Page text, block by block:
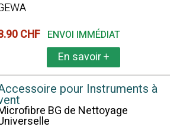
CHF ENVOI IMMÉDIAT
En savoir+
pour Instruments à
BG de Nettoyage